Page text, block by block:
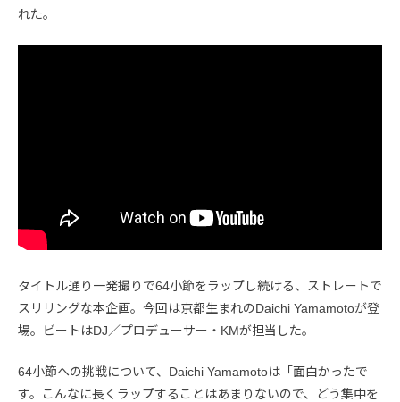
れた。
タイトル通り一発撮りで64小節をラップし続ける、ストレートで
スリリングな本企画。今回は京都生まれのDaichi Yamamotoが登
場。ビートはDJ／プロデューサー・KMが担当した。
64小節への挑戦について、Daichi Yamamotoは「面白かったで
す。こんなに⻑くラップすることはあまりないので、どう集中を